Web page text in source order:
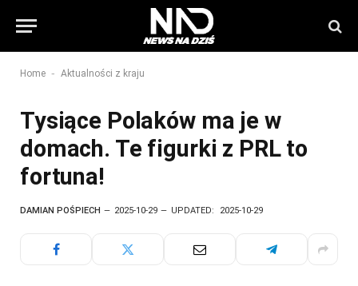
Home - Aktualności z kraju
Tysiące Polaków ma je w
domach. Te figurki z PRL to
fortuna!
DAMIAN POŚPIECH 2025-10-29 UPDATED: 2025-10-29